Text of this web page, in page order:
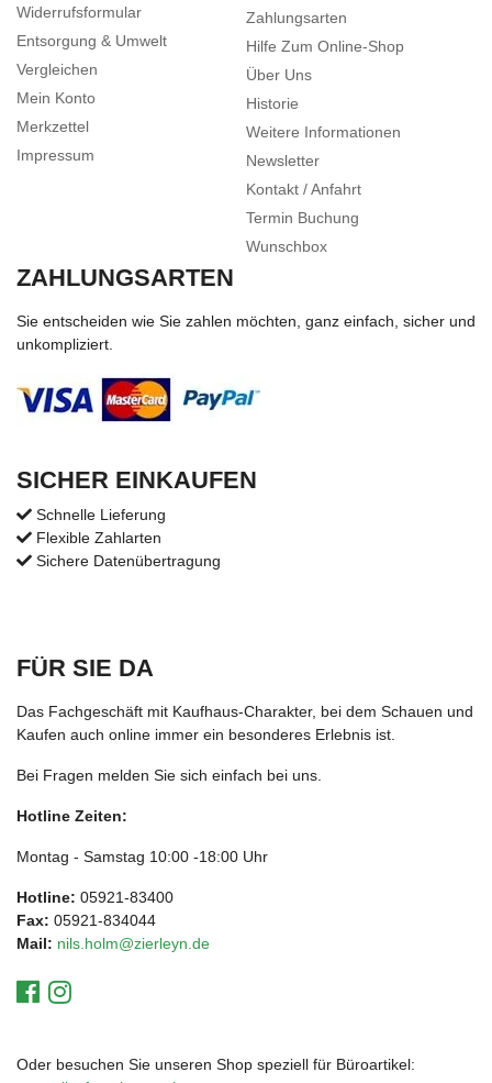
Widerrufsformular
Entsorgung & Umwelt
Vergleichen
Mein Konto
Merkzettel
Impressum
Zahlungsarten
Hilfe Zum Online-Shop
Über Uns
Historie
Weitere Informationen
Newsletter
Kontakt / Anfahrt
Termin Buchung
Wunschbox
ZAHLUNGSARTEN
Sie entscheiden wie Sie zahlen möchten, ganz einfach, sicher und
unkompliziert.
SICHER EINKAUFEN
Schnelle Lieferung
Flexible Zahlarten
Sichere Datenübertragung
FÜR SIE DA
Das Fachgeschäft mit Kaufhaus-Charakter, bei dem Schauen und
Kaufen auch online immer ein besonderes Erlebnis ist.
Bei Fragen melden Sie sich einfach bei uns.
Hotline Zeiten:
Montag - Samstag 10:00 -18:00 Uhr
Hotline: 05921-83400
Fax: 05921-834044
Mail: nils.holm@zierleyn.de
Oder besuchen Sie unseren Shop speziell für Büroartikel: